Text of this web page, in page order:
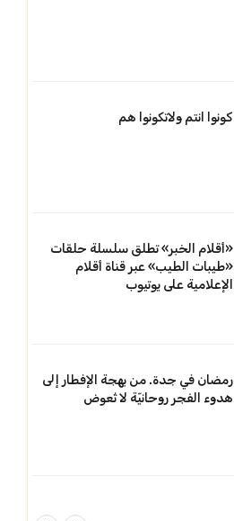
كونوا انتم ولاتكونوا هم
«أقلام الخبر» تطلق سلسلة حلقات
«طيبات الطيب» عبر قناة أقلام
الإعلامية على يوتيوب
رمضان في جدة. من بهجة الإفطار إلى
هدوء الفجر روحانيّة لا تُعوض